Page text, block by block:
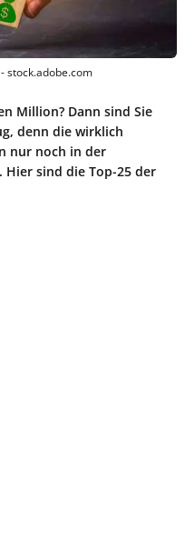
stock.adobe.com
Million? Dann sind Sie
denn die wirklich
nur noch in der
sind die Top-25 der